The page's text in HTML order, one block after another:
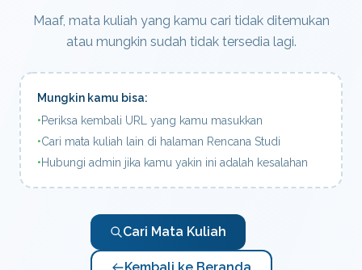
Maaf, mata kuliah yang kamu cari tidak ditemukan
atau mungkin sudah tidak tersedia lagi.
Mungkin kamu bisa:
•Periksa kembali URL yang kamu masukkan
•Cari mata kuliah lain di halaman Rencana Studi
•Hubungi admin jika kamu yakin ini adalah kesalahan
Cari Mata Kuliah